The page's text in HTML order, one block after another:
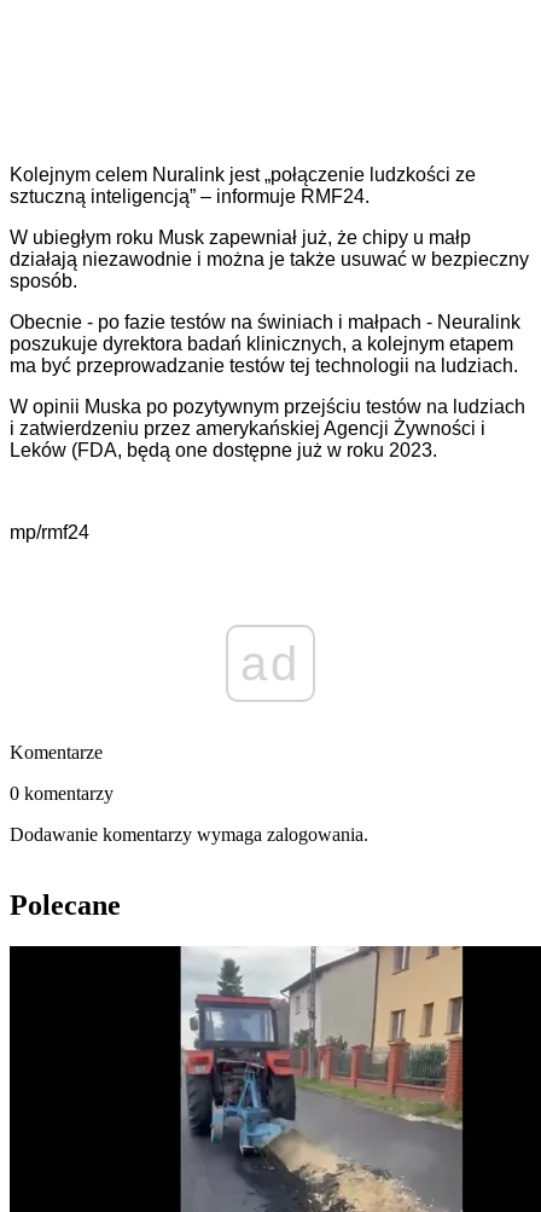
Kolejnym celem Nuralink jest „połączenie ludzkości ze
sztuczną inteligencją” – informuje RMF24.
W ubiegłym roku Musk zapewniał już, że chipy u małp
działają niezawodnie i można je także usuwać w bezpieczny
sposób.
Obecnie - po fazie testów na świniach i małpach - Neuralink
poszukuje dyrektora badań klinicznych, a kolejnym etapem
ma być przeprowadzanie testów tej technologii na ludziach.
W opinii Muska po pozytywnym przejściu testów na ludziach
i zatwierdzeniu przez amerykańskiej Agencji Żywności i
Leków (FDA, będą one dostępne już w roku 2023.
mp/rmf24
ad
Komentarze
0 komentarzy
Dodawanie komentarzy wymaga zalogowania.
Polecane